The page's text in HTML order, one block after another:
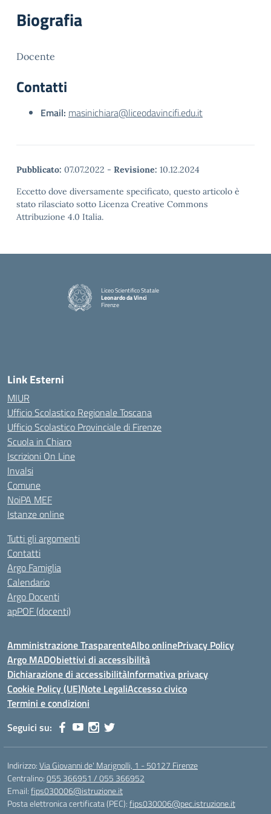
Biografia
Docente
Contatti
Email: masinichiara@liceodavincifi.edu.it
Pubblicato: 07.07.2022 - Revisione: 10.12.2024
Eccetto dove diversamente specificato, questo articolo è
stato rilasciato sotto Licenza Creative Commons
Attribuzione 4.0 Italia.
Liceo Scientifico Statale
Leonardo da Vinci
Firenze
Link Esterni
MIUR
Ufficio Scolastico Regionale Toscana
Ufficio Scolastico Provinciale di Firenze
Scuola in Chiaro
Iscrizioni On Line
Invalsi
Comune
NoiPA MEF
Istanze online
Tutti gli argomenti
Contatti
Argo Famiglia
Calendario
Argo Docenti
apPOF (docenti)
Amministrazione TrasparenteAlbo onlinePrivacy Policy
Argo MADObiettivi di accessibilità
Dichiarazione di accessibilitàInformativa privacy
Cookie Policy (UE)Note LegaliAccesso civico
Termini e condizioni
Seguici su:
Indirizzo:Via Giovanni de' Marignolli, 1 - 50127 Firenze
Centralino:055 366951 / 055 366952
Email:fips030006@istruzione.it
Posta elettronica certificata (PEC):fips030006@pec.istruzione.it